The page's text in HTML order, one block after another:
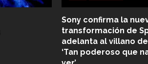
Sony confirma la
transformación de
adelanta al villano
‘Tan poderoso que